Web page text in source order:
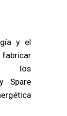
y el
los
Spare